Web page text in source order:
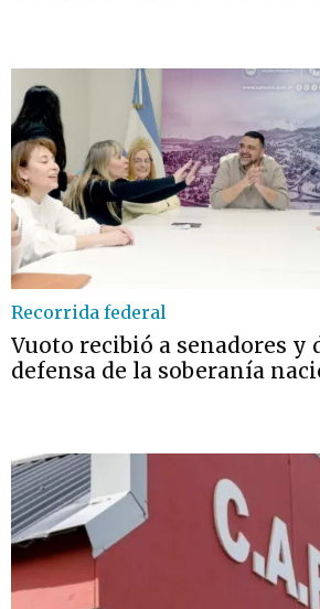
Recorrida federal
Vuoto recibió a senadores y
defensa de la soberanía